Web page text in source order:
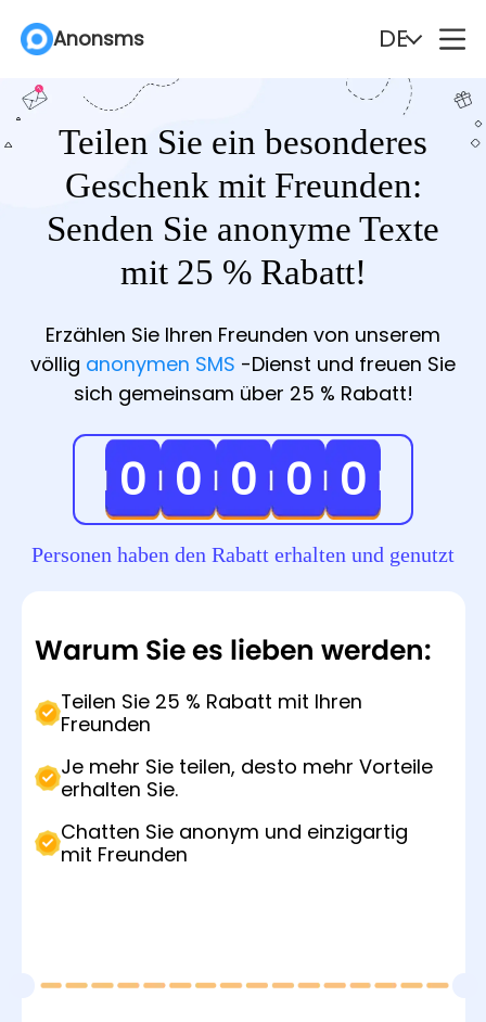
Anonsms DE
English
Italiano English (Philippines)
Português (Brasil) Русский
Français Nederlands
Türkçe Polski
Norsk
Čeština Dansk
Teilen Sie ein besonderes
Geschenk mit Freunden:
Senden Sie anonyme Texte
mit 25 % Rabatt!
Erzählen Sie Ihren Freunden von unserem
völlig anonymen SMS -Dienst und freuen Sie
sich gemeinsam über 25 % Rabatt!
0 0 0 0 0
Personen haben den Rabatt erhalten und genutzt
Warum Sie es lieben werden:
Teilen Sie 25 % Rabatt mit Ihren
Freunden
Je mehr Sie teilen, desto mehr Vorteile
erhalten Sie.
Chatten Sie anonym und einzigartig
mit Freunden
Anonsms DE
English
Italiano English (Philippines)
Português (Brasil) Русский
Français Nederlands
Türkçe Polski
Norsk
Čeština Dansk
Anonsms DE
English
Italiano English (Philippines)
Português (Brasil) Русский
Français Nederlands
Türkçe Polski
Norsk
Čeština Dansk